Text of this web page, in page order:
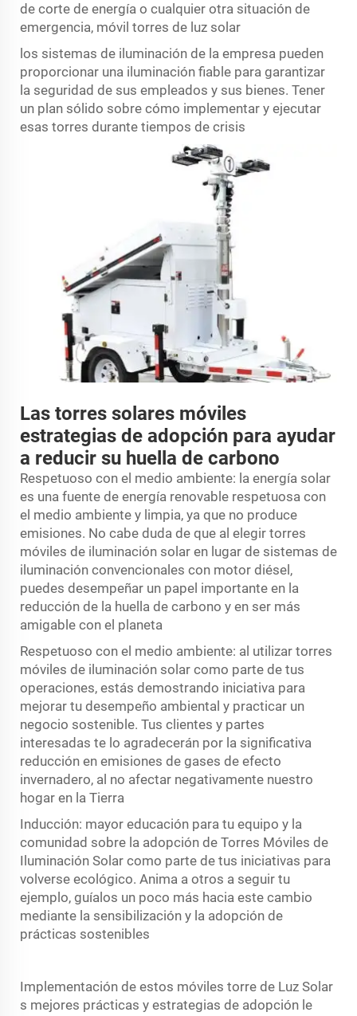
de corte de energía o cualquier otra situación de
emergencia, móvil torres de luz solar
los sistemas de iluminación de la empresa pueden
proporcionar una iluminación fiable para garantizar
la seguridad de sus empleados y sus bienes. Tener
un plan sólido sobre cómo implementar y ejecutar
esas torres durante tiempos de crisis
Las torres solares móviles
estrategias de adopción para ayudar
a reducir su huella de carbono
Respetuoso con el medio ambiente: la energía solar
es una fuente de energía renovable respetuosa con
el medio ambiente y limpia, ya que no produce
emisiones. No cabe duda de que al elegir torres
móviles de iluminación solar en lugar de sistemas de
iluminación convencionales con motor diésel,
puedes desempeñar un papel importante en la
reducción de la huella de carbono y en ser más
amigable con el planeta
Respetuoso con el medio ambiente: al utilizar torres
móviles de iluminación solar como parte de tus
operaciones, estás demostrando iniciativa para
mejorar tu desempeño ambiental y practicar un
negocio sostenible. Tus clientes y partes
interesadas te lo agradecerán por la significativa
reducción en emisiones de gases de efecto
invernadero, al no afectar negativamente nuestro
hogar en la Tierra
Inducción: mayor educación para tu equipo y la
comunidad sobre la adopción de Torres Móviles de
Iluminación Solar como parte de tus iniciativas para
volverse ecológico. Anima a otros a seguir tu
ejemplo, guíalos un poco más hacia este cambio
mediante la sensibilización y la adopción de
prácticas sostenibles
Implementación de estos móviles torre de Luz Solar
s mejores prácticas y estrategias de adopción le